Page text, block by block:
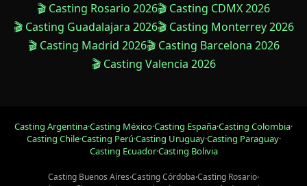
🎬 Casting Rosario 2026🎬 Casting CDMX 2026
🎬 Casting Guadalajara 2026🎬 Casting Monterrey 2026
🎬 Casting Madrid 2026🎬 Casting Barcelona 2026
🎬 Casting Valencia 2026
Casting Argentina·Casting México·Casting España·Casting Colombia·
Casting Chile·Casting Perú·Casting Uruguay·Casting Paraguay·
Casting Ecuador·Casting Bolivia
Casting Buenos Aires·Casting Córdoba·Casting Rosario·